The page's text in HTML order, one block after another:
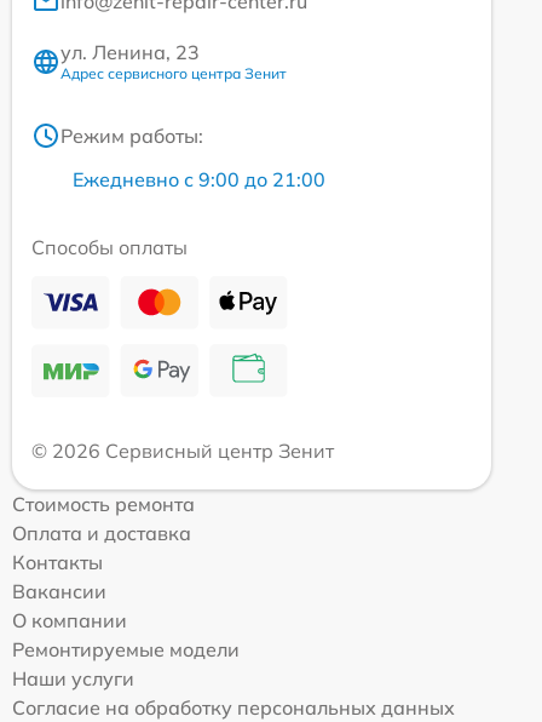
ул. Ленина, 23
Адрес сервисного центра Зенит
Режим работы:
Ежедневно с 9:00 до 21:00
Способы оплаты
© 2026 Сервисный центр Зенит
Стоимость ремонта
Оплата и доставка
Контакты
Вакансии
О компании
Ремонтируемые модели
Наши услуги
Согласие на обработку персональных данных